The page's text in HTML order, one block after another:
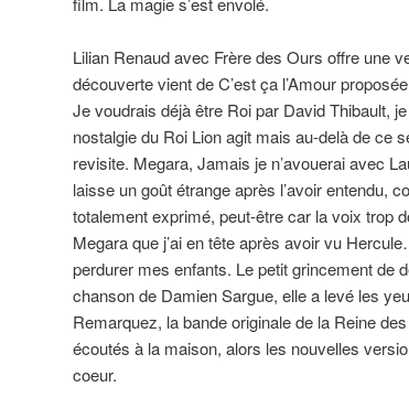
Lilian Renaud avec Frère des Ours offre une
découverte vient de C’est ça l’Amour
Je voudrais déjà être Roi par David Thibault,
nostalgie du Roi Lion agit mais au-delà de ce
revisite. Megara, Jamais je n’avouerai avec
laisse un goût étrange après l’avoir entendu,
totalement exprimé, peut-être car la voix trop
Megara que j’ai en tête après avoir vu
perdurer mes enfants. Le petit grincement de
chanson de Damien Sargue, elle a levé les
Remarquez, la bande originale de la Reine
écoutés à la maison, alors les nouvelles
coeur.